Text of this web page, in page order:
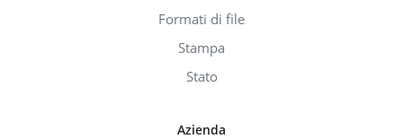
Formati di file
Stampa
Stato
Azienda